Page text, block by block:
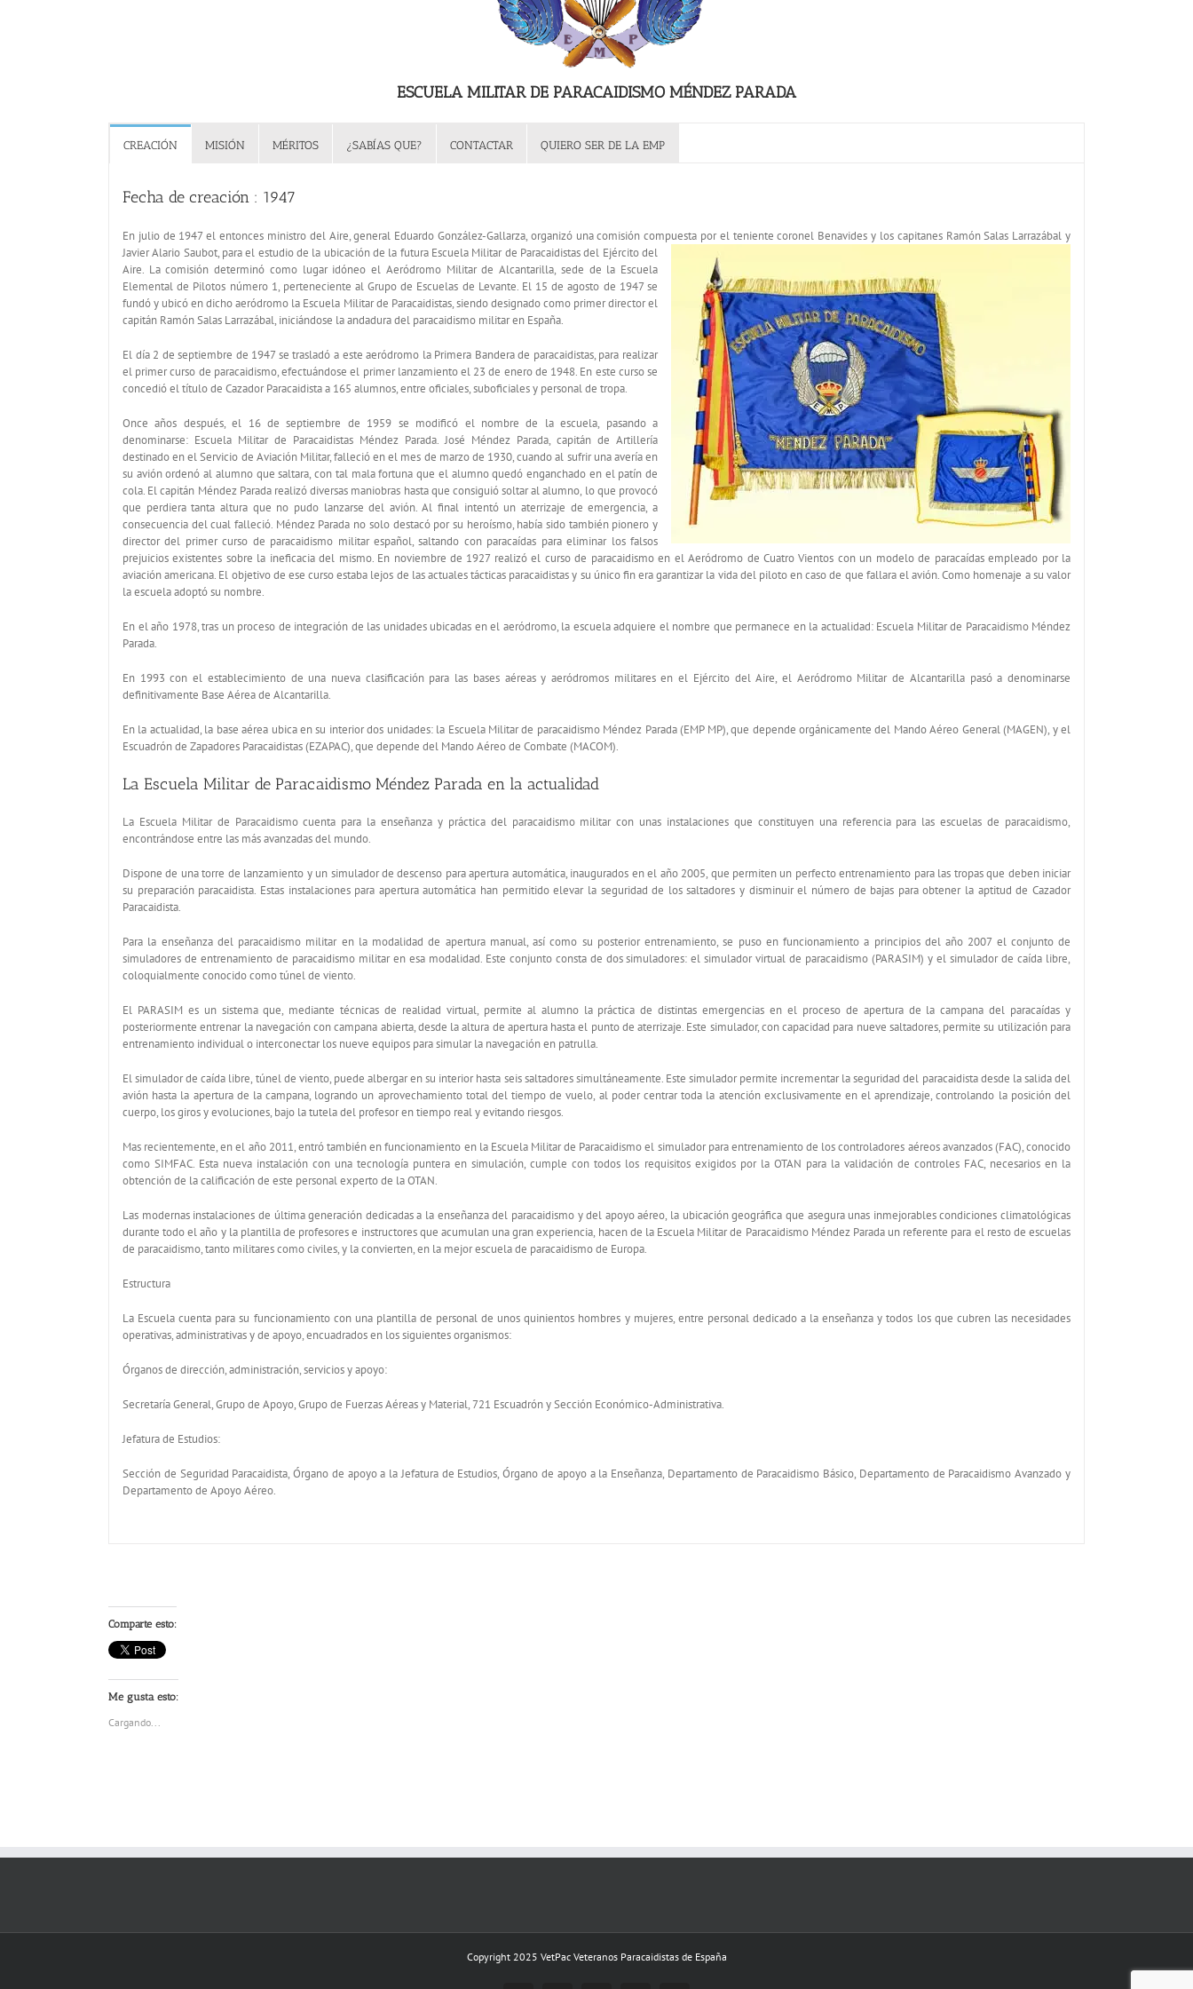
ESCUELA MILITAR DE PARACAIDISMO MÉNDEZ PARADA
CREACIÓN MISIÓN MÉRITOS ¿SABÍAS QUE? CONTACTAR QUIERO SER DE LA EMP
Fecha de creación : 1947
En julio de 1947 el entonces ministro del Aire, general Eduardo González-Gallarza, organizó una comisión compuesta por el teniente coronel Benavides y los capitanes Ramón Salas Larrazábal y
Javier Alario Saubot, para el estudio de la ubicación de la futura Escuela Militar de Paracaidistas del Ejército del
Aire. La comisión determinó como lugar idóneo el Aeródromo Militar de Alcantarilla, sede de la Escuela
Elemental de Pilotos número 1, perteneciente al Grupo de Escuelas de Levante. El 15 de agosto de 1947 se
fundó y ubicó en dicho aeródromo la Escuela Militar de Paracaidistas, siendo designado como primer director el
capitán Ramón Salas Larrazábal, iniciándose la andadura del paracaidismo militar en España.
El día 2 de septiembre de 1947 se trasladó a este aeródromo la Primera Bandera de paracaidistas, para realizar
el primer curso de paracaidismo, efectuándose el primer lanzamiento el 23 de enero de 1948. En este curso se
concedió el título de Cazador Paracaidista a 165 alumnos, entre oficiales, suboficiales y personal de tropa.
Once años después, el 16 de septiembre de 1959 se modificó el nombre de la escuela, pasando a
denominarse: Escuela Militar de Paracaidistas Méndez Parada. José Méndez Parada, capitán de Artillería
destinado en el Servicio de Aviación Militar, falleció en el mes de marzo de 1930, cuando al sufrir una avería en
su avión ordenó al alumno que saltara, con tal mala fortuna que el alumno quedó enganchado en el patín de
cola. El capitán Méndez Parada realizó diversas maniobras hasta que consiguió soltar al alumno, lo que provocó
que perdiera tanta altura que no pudo lanzarse del avión. Al final intentó un aterrizaje de emergencia, a
consecuencia del cual falleció. Méndez Parada no solo destacó por su heroísmo, había sido también pionero y
director del primer curso de paracaidismo militar español, saltando con paracaídas para eliminar los falsos
prejuicios existentes sobre la ineficacia del mismo. En noviembre de 1927 realizó el curso de paracaidismo en el Aeródromo de Cuatro Vientos con un modelo de paracaídas empleado por la
aviación americana. El objetivo de ese curso estaba lejos de las actuales tácticas paracaidistas y su único fin era garantizar la vida del piloto en caso de que fallara el avión. Como homenaje a su valor
la escuela adoptó su nombre.
En el año 1978, tras un proceso de integración de las unidades ubicadas en el aeródromo, la escuela adquiere el nombre que permanece en la actualidad: Escuela Militar de Paracaidismo Méndez
Parada.
En 1993 con el establecimiento de una nueva clasificación para las bases aéreas y aeródromos militares en el Ejército del Aire, el Aeródromo Militar de Alcantarilla pasó a denominarse
definitivamente Base Aérea de Alcantarilla.
En la actualidad, la base aérea ubica en su interior dos unidades: la Escuela Militar de paracaidismo Méndez Parada (EMP MP), que depende orgánicamente del Mando Aéreo General (MAGEN), y el
Escuadrón de Zapadores Paracaidistas (EZAPAC), que depende del Mando Aéreo de Combate (MACOM).
La Escuela Militar de Paracaidismo Méndez Parada en la actualidad
La Escuela Militar de Paracaidismo cuenta para la enseñanza y práctica del paracaidismo militar con unas instalaciones que constituyen una referencia para las escuelas de paracaidismo,
encontrándose entre las más avanzadas del mundo.
Dispone de una torre de lanzamiento y un simulador de descenso para apertura automática, inaugurados en el año 2005, que permiten un perfecto entrenamiento para las tropas que deben iniciar
su preparación paracaidista. Estas instalaciones para apertura automática han permitido elevar la seguridad de los saltadores y disminuir el número de bajas para obtener la aptitud de Cazador
Paracaidista.
Para la enseñanza del paracaidismo militar en la modalidad de apertura manual, así como su posterior entrenamiento, se puso en funcionamiento a principios del año 2007 el conjunto de
simuladores de entrenamiento de paracaidismo militar en esa modalidad. Este conjunto consta de dos simuladores: el simulador virtual de paracaidismo (PARASIM) y el simulador de caída libre,
coloquialmente conocido como túnel de viento.
El PARASIM es un sistema que, mediante técnicas de realidad virtual, permite al alumno la práctica de distintas emergencias en el proceso de apertura de la campana del paracaídas y
posteriormente entrenar la navegación con campana abierta, desde la altura de apertura hasta el punto de aterrizaje. Este simulador, con capacidad para nueve saltadores, permite su utilización para
entrenamiento individual o interconectar los nueve equipos para simular la navegación en patrulla.
El simulador de caída libre, túnel de viento, puede albergar en su interior hasta seis saltadores simultáneamente. Este simulador permite incrementar la seguridad del paracaidista desde la salida del
avión hasta la apertura de la campana, logrando un aprovechamiento total del tiempo de vuelo, al poder centrar toda la atención exclusivamente en el aprendizaje, controlando la posición del
cuerpo, los giros y evoluciones, bajo la tutela del profesor en tiempo real y evitando riesgos.
Mas recientemente, en el año 2011, entró también en funcionamiento en la Escuela Militar de Paracaidismo el simulador para entrenamiento de los controladores aéreos avanzados (FAC), conocido
como SIMFAC. Esta nueva instalación con una tecnología puntera en simulación, cumple con todos los requisitos exigidos por la OTAN para la validación de controles FAC, necesarios en la
obtención de la calificación de este personal experto de la OTAN.
Las modernas instalaciones de última generación dedicadas a la enseñanza del paracaidismo y del apoyo aéreo, la ubicación geográfica que asegura unas inmejorables condiciones climatológicas
durante todo el año y la plantilla de profesores e instructores que acumulan una gran experiencia, hacen de la Escuela Militar de Paracaidismo Méndez Parada un referente para el resto de escuelas
de paracaidismo, tanto militares como civiles, y la convierten, en la mejor escuela de paracaidismo de Europa.
Estructura
La Escuela cuenta para su funcionamiento con una plantilla de personal de unos quinientos hombres y mujeres, entre personal dedicado a la enseñanza y todos los que cubren las necesidades
operativas, administrativas y de apoyo, encuadrados en los siguientes organismos:
Órganos de dirección, administración, servicios y apoyo:
Secretaría General, Grupo de Apoyo, Grupo de Fuerzas Aéreas y Material, 721 Escuadrón y Sección Económico-Administrativa.
Jefatura de Estudios:
Sección de Seguridad Paracaidista, Órgano de apoyo a la Jefatura de Estudios, Órgano de apoyo a la Enseñanza, Departamento de Paracaidismo Básico, Departamento de Paracaidismo Avanzado y
Departamento de Apoyo Aéreo.
Comparte esto:
Me gusta esto:
Cargando...
Copyright 2025 VetPac Veteranos Paracaidistas de España